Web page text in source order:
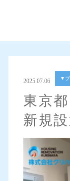
2025.07.06 ▼
東京
新規